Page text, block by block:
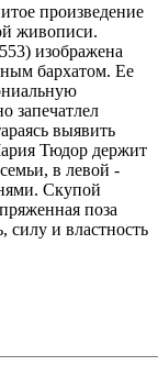
произведение
живописи.
изображена
бархатом. Ее
запечатлел
выявить
Тюдор держит
в левой -
Скупой
поза
силу и властность